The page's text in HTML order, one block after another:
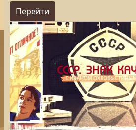
Перейти